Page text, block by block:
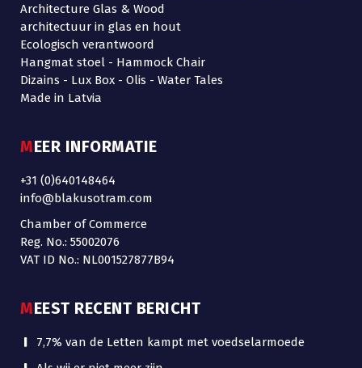
Architecture Glas & Wood
architectuur in glas en hout
Ecologisch verantwoord
Hangmat stoel - Hammock Chair
Dizains - Lux Box - Olis - Water Tales
Made in Latvia
MEER INFORMATIE
+31 (0)640148464
info@blakusotram.com
Chamber of Commerce
Reg. No.: 55002076
VAT ID No.: NL001527877B94
MEEST RECENT BERICHT
7,7% van de Letten kampt met voedselarmoede